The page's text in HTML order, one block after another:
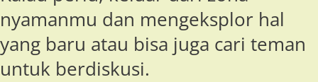
nyamanmu dan mengeksplor hal
yang baru atau bisa juga cari teman
untuk berdiskusi.